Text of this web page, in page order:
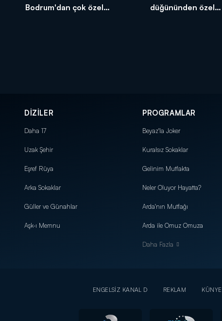
Bodrum'dan çok özel
düğününden özel
DİZİLER
Daha 17
Uzak Şehir
Eşref Rüya
Arka Sokaklar
Güller ve Günahlar
Aşk-ı Memnu
PROGRAMLAR
Beyaz'la Joker
Kuralsız Sokaklar
Gelinim Mutfakta
Neler Oluyor Hayatta?
Arda'nın Mutfağı
Arda ile Omuz Omuza
Daha Fazla
ENGELSİZ KANAL D REKLAM KÜNYE